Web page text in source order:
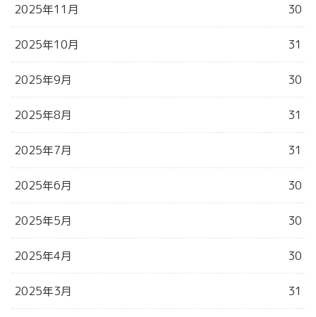
2025年11月 30
2025年10月 31
2025年9月 30
2025年8月 31
2025年7月 31
2025年6月 30
2025年5月 30
2025年4月 30
2025年3月 31